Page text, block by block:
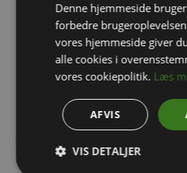
hjemmet. Disse kasser er designet
plukning og transport af varer
Fremstillet af robust og holdbart
stabelbare design maksimeres
at organisere varer vertikalt og
ideelle til både små og store
til forskellige opbevaringsbehov. De
er også fødevaregodkendte, hvilket
Denne hjemmeside
forbedre
vores hjemmeside giver
alle cookies i
vores cookiepolitik. Læs
AFVIS
VIS DETALJER